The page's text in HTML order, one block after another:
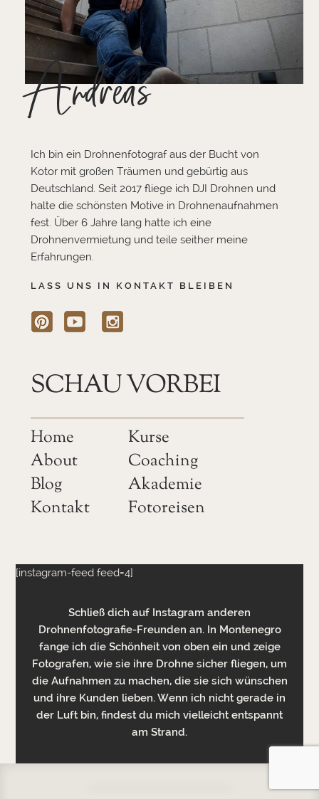
Andreas
Ich bin ein Drohnenfotograf aus der Bucht von
Kotor mit großen Träumen und gebürtig aus
Deutschland. Seit 2017 fliege ich DJI Drohnen und
halte die schönsten Motive in Drohnenaufnahmen
fest. Über 6 Jahre lang hatte ich eine
Drohnenvermietung und teile seither meine
Erfahrungen.
LASS UNS IN KONTAKT BLEIBEN
SCHAU VORBEI
Home
About
Blog
Kontakt
Kurse
Coaching
Akademie
Fotoreisen
[instagram-feed feed=4]
Schließ dich auf Instagram anderen
Drohnenfotografie-Freunden an. In Montenegro
fange ich die Schönheit von oben ein und zeige
Fotografen, wie sie ihre Drohne sicher fliegen, um
die Aufnahmen zu machen, die sie sich wünschen
und ihre Kunden lieben. Wenn ich nicht gerade in
der Luft bin, findest du mich vielleicht entspannt
am Strand.